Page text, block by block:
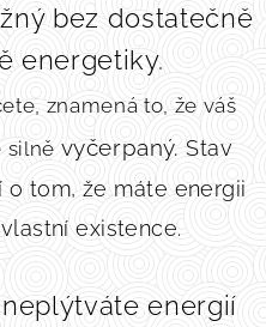
bez dostatečně
energetiky.
znamená to, že váš
silně vyčerpaný. Stav
tom, že máte energii
existence.
energií